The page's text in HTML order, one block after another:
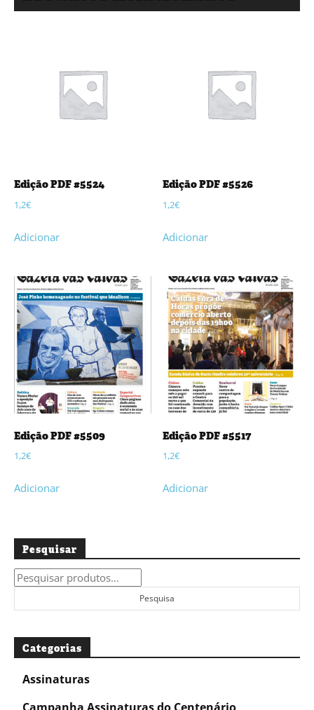
Edição PDF #5524
1,2€
Adicionar
Edição PDF #5526
1,2€
Adicionar
Edição PDF #5509
1,2€
Adicionar
Edição PDF #5517
1,2€
Adicionar
Pesquisar
Pesquisar
por:
Pesquisa
Categorias
Assinaturas
Campanha Assinaturas do Centenário